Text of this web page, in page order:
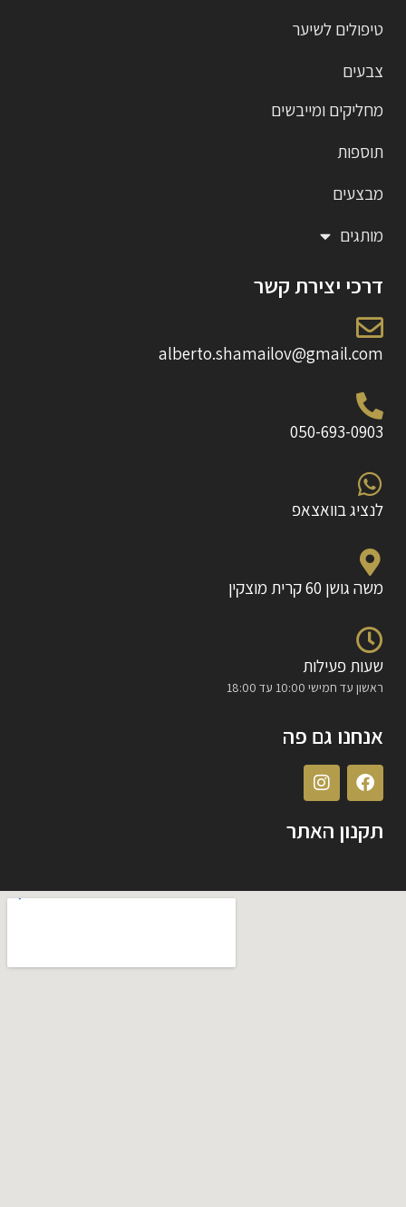
טיפולים לשיער
צבעים
מחליקים ומייבשים
תוספות
מבצעים
מותגים
דרכי יצירת קשר
alberto.shamailov@gmail.com
050-693-0903
לנציג בוואצאפ
משה גושן 60 קרית מוצקין
שעות פעילות
ראשון עד חמישי 10:00 עד 18:00
אנחנו גם פה
תקנון האתר